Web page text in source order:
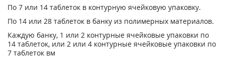
По 7 или 14 таблеток в контурную ячейковую упаковку.
По 14 или 28 таблеток в банку из полимерных материалов.
Каждую банку, 1 или 2 контурные ячейковые упаковки по
14 таблеток, или 2 или 4 контурные ячейковые упаковки по
7 таблеток вм